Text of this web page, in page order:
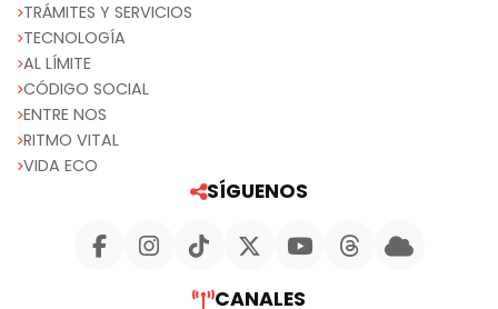
TRÁMITES Y SERVICIOS
TECNOLOGÍA
AL LÍMITE
CÓDIGO SOCIAL
ENTRE NOS
RITMO VITAL
VIDA ECO
SÍGUENOS
CANALES